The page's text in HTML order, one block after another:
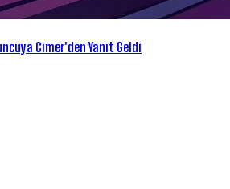
Cimer'den Yanıt Geldi